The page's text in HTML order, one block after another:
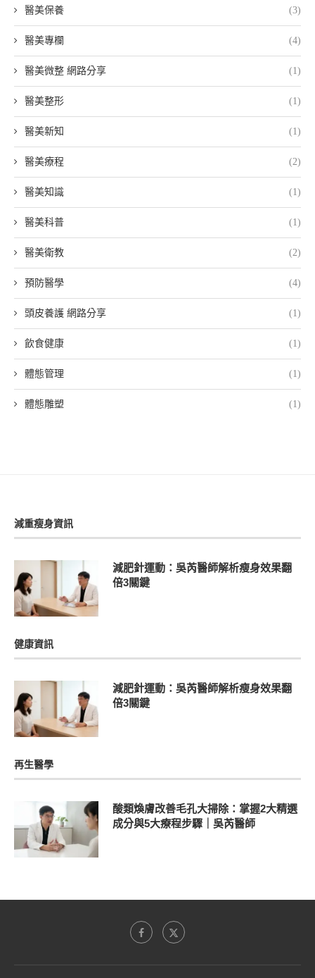
醫美保養 (3)
醫美專欄 (4)
醫美微整 網路分享 (1)
醫美整形 (1)
醫美新知 (1)
醫美療程 (2)
醫美知識 (1)
醫美科普 (1)
醫美衛教 (2)
預防醫學 (4)
頭皮養護 網路分享 (1)
飲食健康 (1)
體態管理 (1)
體態雕塑 (1)
減重瘦身資訊
減肥針運動：吳芮醫師解析瘦身效果翻
倍3關鍵
健康資訊
減肥針運動：吳芮醫師解析瘦身效果翻
倍3關鍵
再生醫學
酸類煥膚改善毛孔大掃除：掌握2大精選
成分與5大療程步驟｜吳芮醫師